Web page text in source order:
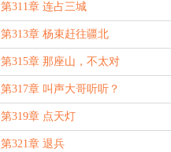
第311章 连占三城
第313章 杨束赶往疆北
第315章 那座山，不太对
第317章 叫声大哥听听？
第319章 点天灯
第321章 退兵